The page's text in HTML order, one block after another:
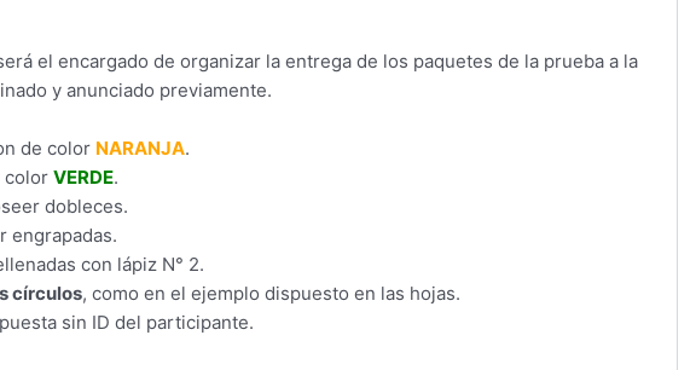
el encargado de organizar la entrega de los paquetes de la prueba a la
y anunciado previamente.
de color NARANJA.
color VERDE.
dobleces.
engrapadas.
con lápiz N° 2.
círculos, como en el ejemplo dispuesto en las hojas.
sin ID del participante.